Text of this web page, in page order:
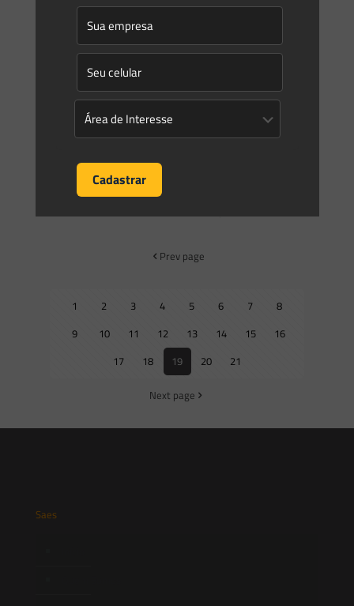
Marcos Saeson
20/01/2015
Licenciamento ambiental para exploração de petróleo
Quando a incerteza vira certeza de caos: licenciamento
ambiental para exploração de petróleo O licenciamento
Política Nacional de[…]
Prev page
1 2 3 4 5 6 7
8
9
10 11 12 13 14 15
16
17
18 19 20 21
Next page
Saes